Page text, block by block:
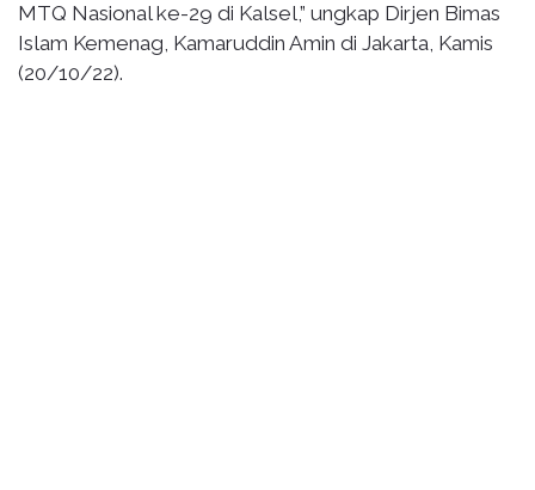
MTQ Nasional ke-29 di Kalsel,” ungkap Dirjen Bimas
Islam Kemenag, Kamaruddin Amin di Jakarta, Kamis
(20/10/22).